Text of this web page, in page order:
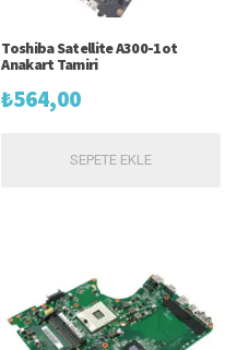
Toshiba Satellite A300-1ot
Anakart Tamiri
₺564,00
SEPETE EKLE